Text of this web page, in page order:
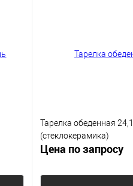
Тарелка обеденная
(стеклокерамика)
Цена по запросу